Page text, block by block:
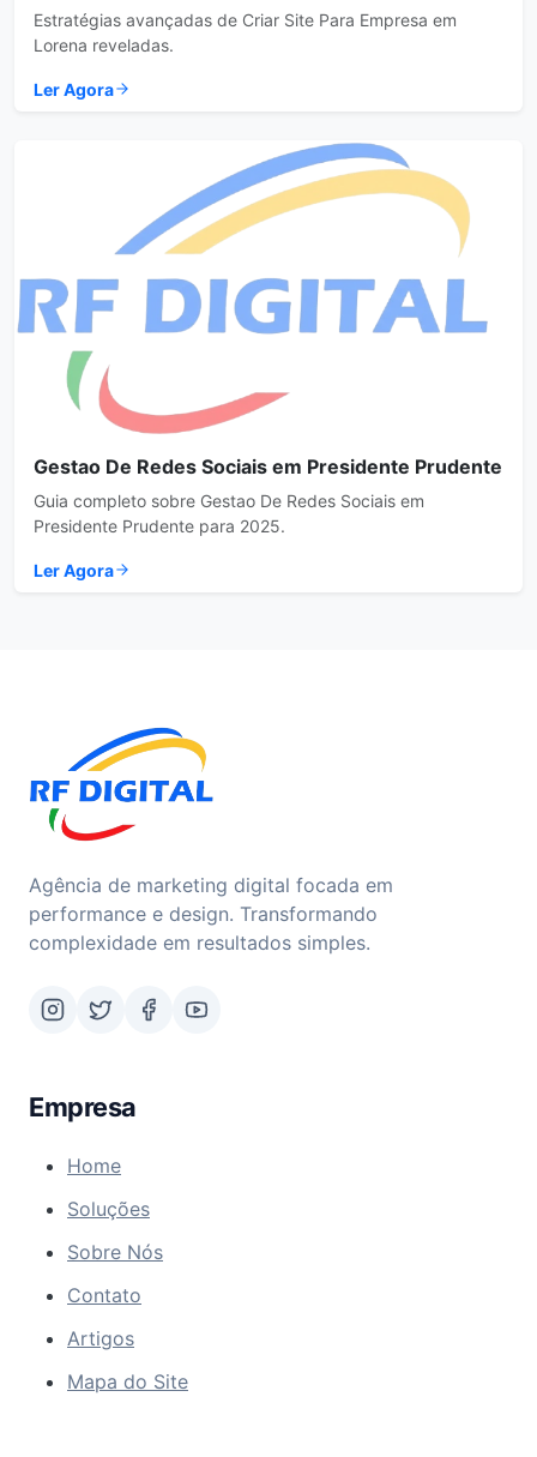
Estratégias avançadas de Criar Site Para Empresa em
Lorena reveladas.
Ler Agora
Gestao De Redes Sociais em Presidente Prudente
Guia completo sobre Gestao De Redes Sociais em
Presidente Prudente para 2025.
Ler Agora
Agência de marketing digital focada em
performance e design. Transformando
complexidade em resultados simples.
Empresa
Home
Soluções
Sobre Nós
Contato
Artigos
Mapa do Site